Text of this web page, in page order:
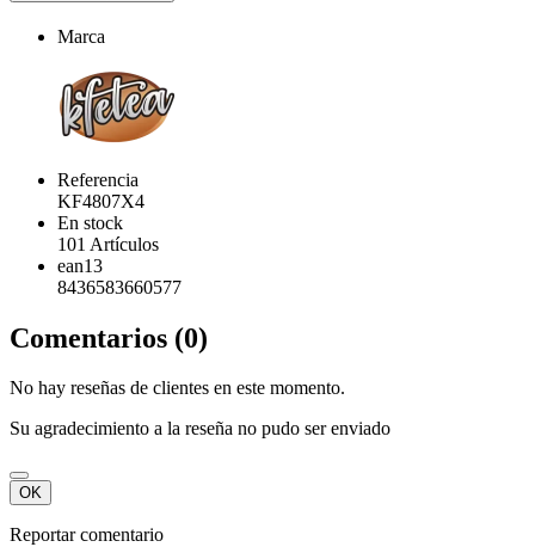
Marca
Referencia
KF4807X4
En stock
101 Artículos
ean13
8436583660577
Comentarios (0)
No hay reseñas de clientes en este momento.
Su agradecimiento a la reseña no pudo ser enviado
OK
Reportar comentario